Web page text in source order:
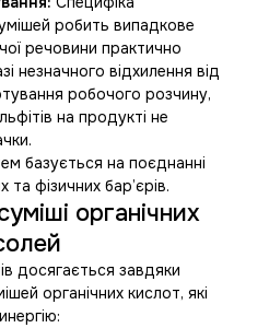
робить випадкове
речовини практично
незначного відхилення від
робочого розчину,
на продукті не
базується на поєднанні
та фізичних бар’єрів.
органічних
досягається завдяки
органічних кислот, які